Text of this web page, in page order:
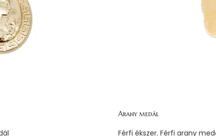
Arany medál
Férfi ékszer, Férfi arany